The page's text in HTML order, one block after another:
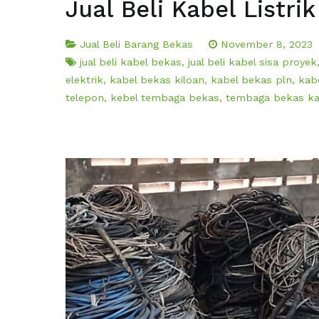
Jual Beli Kabel Listrik
Jual Beli Barang Bekas
November 8, 2023
jual beli kabel bekas, jual beli kabel sisa proyek
elektrik, kabel bekas kiloan, kabel bekas pln,
telepon, kebel tembaga bekas, tembaga bekas